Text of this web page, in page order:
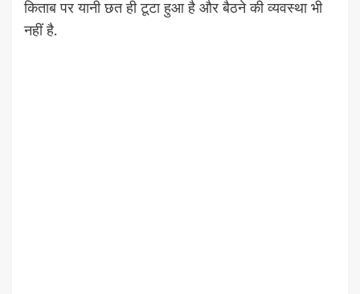
किताब पर यानी छत ही टूटा हुआ है और बैठने की व्यवस्था भी
नहीं है.